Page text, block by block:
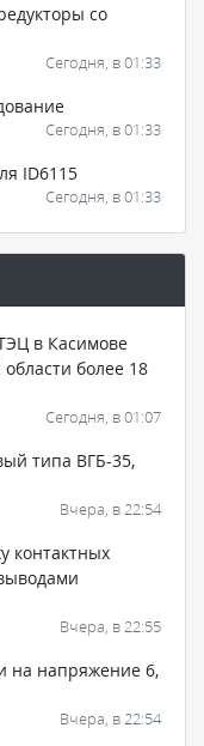
со
Сегодня, в 01:33
Сегодня, в 01:33
ID6115
Сегодня, в 01:33
в Касимове
более 18
Сегодня, в 01:07
типа ВГБ-35,
Вчера, в 22:54
контактных
Вчера, в 22:55
на напряжение 6,
Вчера, в 22:54